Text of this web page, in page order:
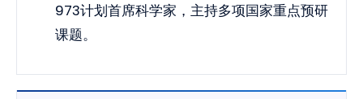
973计划首席科学家，主持多项国家重点预研
课题。